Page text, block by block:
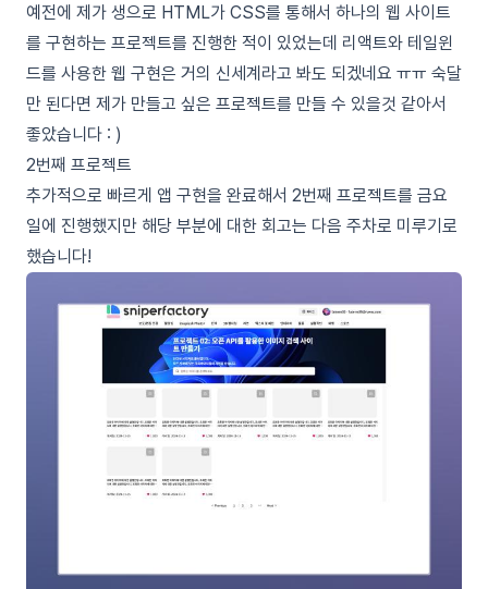
예전에 제가 생으로 HTML가 CSS를 통해서 하나의 웹 사이트
를 구현하는 프로젝트를 진행한 적이 있었는데 리액트와 테일윈
드를 사용한 웹 구현은 거의 신세계라고 봐도 되겠네요 ㅠㅠ 숙달
만 된다면 제가 만들고 싶은 프로젝트를 만들 수 있을것 같아서
좋았습니다 : )
2번째 프로젝트
추가적으로 빠르게 앱 구현을 완료해서 2번째 프로젝트를 금요
일에 진행했지만 해당 부분에 대한 회고는 다음 주차로 미루기로
했습니다!